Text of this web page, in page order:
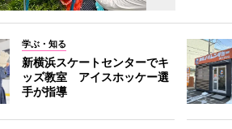
学ぶ・知る
新横浜スケートセンターでキ
ッズ教室 アイスホッケー選
手が指導